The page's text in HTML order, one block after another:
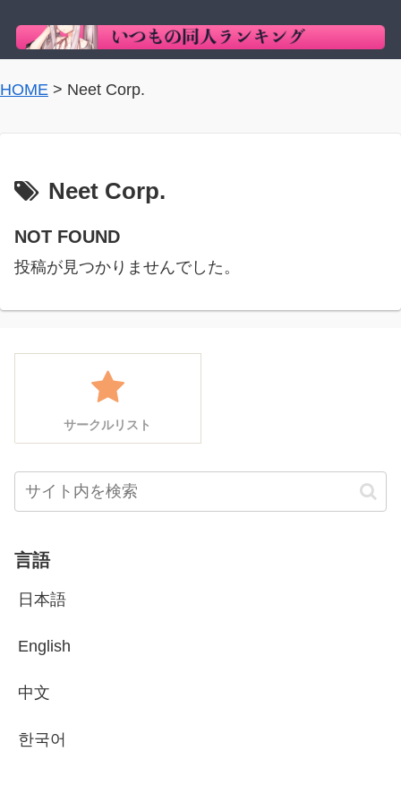
HOME > Neet Corp.
Neet Corp.
NOT FOUND
投稿が見つかりませんでした。
サークルリスト
言語
日本語
English
中文
한국어